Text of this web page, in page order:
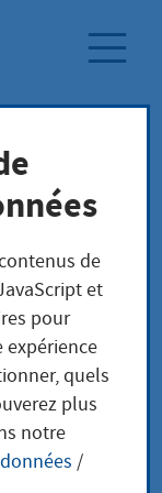
undde
et
pour
quels
plus
notre
/